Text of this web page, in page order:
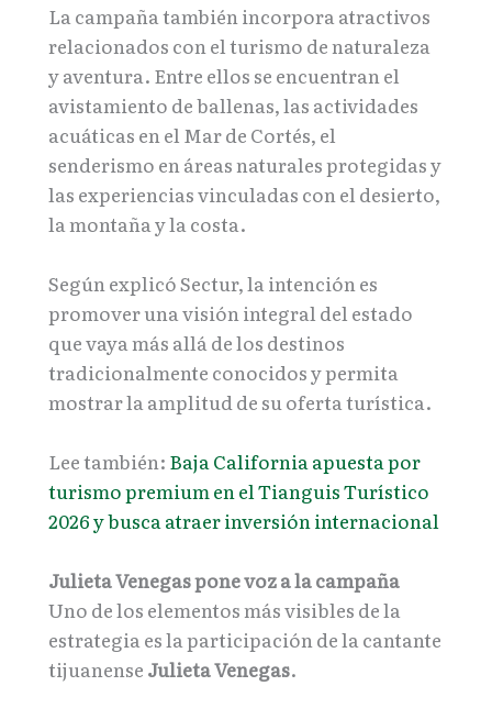
La campaña también incorpora atractivos
relacionados con el turismo de naturaleza
y aventura. Entre ellos se encuentran el
avistamiento de ballenas, las actividades
acuáticas en el Mar de Cortés, el
senderismo en áreas naturales protegidas y
las experiencias vinculadas con el desierto,
la montaña y la costa.
Según explicó Sectur, la intención es
promover una visión integral del estado
que vaya más allá de los destinos
tradicionalmente conocidos y permita
mostrar la amplitud de su oferta turística.
Lee también: Baja California apuesta por
turismo premium en el Tianguis Turístico
2026 y busca atraer inversión internacional
Julieta Venegas pone voz a la campaña
Uno de los elementos más visibles de la
estrategia es la participación de la cantante
tijuanense Julieta Venegas.